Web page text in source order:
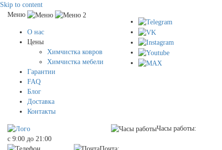
Skip to content
Меню
О нас
Цены
Химчистка ковров
Химчистка мебели
Гарантии
FAQ
Блог
Доставка
Контакты
Часы работы:
с 9:00 до 21:00